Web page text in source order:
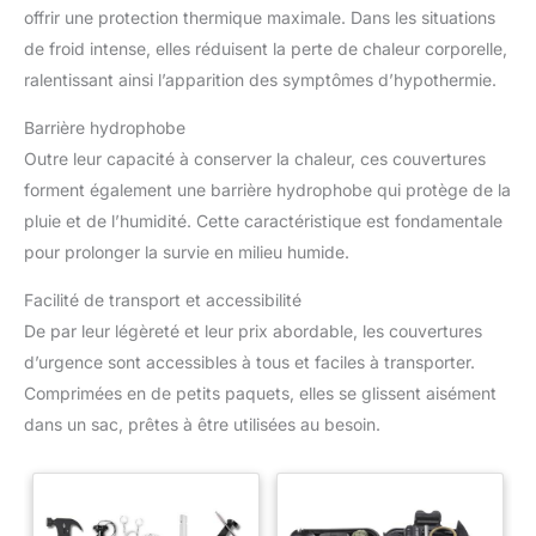
offrir une protection thermique maximale. Dans les situations
de froid intense, elles réduisent la perte de chaleur corporelle,
ralentissant ainsi l’apparition des symptômes d’hypothermie.
Barrière hydrophobe
Outre leur capacité à conserver la chaleur, ces couvertures
forment également une barrière hydrophobe qui protège de la
pluie et de l’humidité. Cette caractéristique est fondamentale
pour prolonger la survie en milieu humide.
Facilité de transport et accessibilité
De par leur légèreté et leur prix abordable, les couvertures
d’urgence sont accessibles à tous et faciles à transporter.
Comprimées en de petits paquets, elles se glissent aisément
dans un sac, prêtes à être utilisées au besoin.